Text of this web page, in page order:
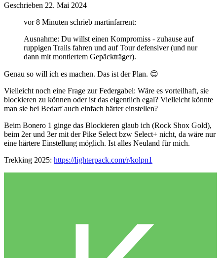
Geschrieben 22. Mai 2024
vor 8 Minuten schrieb martinfarrent:
Ausnahme: Du willst einen Kompromiss - zuhause auf
ruppigen Trails fahren und auf Tour defensiver (und nur
dann mit montiertem Gepäckträger).
Genau so will ich es machen. Das ist der Plan. 😊
Vielleicht noch eine Frage zur Federgabel: Wäre es vorteilhaft, sie
blockieren zu können oder ist das eigentlich egal? Vielleicht könnte
man sie bei Bedarf auch einfach härter einstellen?
Beim Bonero 1 ginge das Blockieren glaub ich (Rock Shox Gold),
beim 2er und 3er mit der Pike Select bzw Select+ nicht, da wäre nur
eine härtere Einstellung möglich. Ist alles Neuland für mich.
Trekking 2025: https://lighterpack.com/r/kolpn1